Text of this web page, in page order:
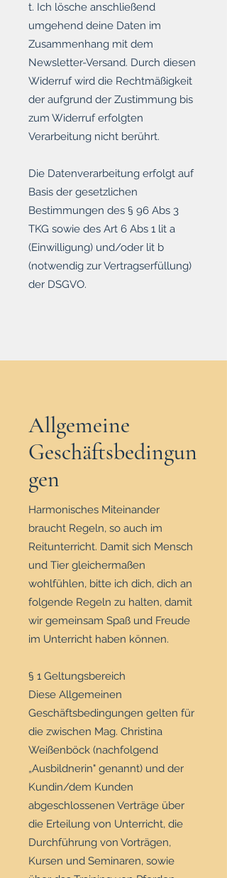
t. Ich lösche anschließend
umgehend deine Daten im
Zusammenhang mit dem
Newsletter-Versand. Durch diesen
Widerruf wird die Rechtmäßigkeit
der aufgrund der Zustimmung bis
zum Widerruf erfolgten
Verarbeitung nicht berührt.
Die Datenverarbeitung erfolgt auf
Basis der gesetzlichen
Bestimmungen des § 96 Abs 3
TKG sowie des Art 6 Abs 1 lit a
(Einwilligung) und/oder lit b
(notwendig zur Vertragserfüllung)
der DSGVO.
Allgemeine
Geschäftsbedingun
gen
Harmonisches Miteinander
braucht Regeln, so auch im
Reitunterricht. Damit sich Mensch
und Tier gleichermaßen
wohlfühlen, bitte ich dich, dich an
folgende Regeln zu halten, damit
wir gemeinsam Spaß und Freude
im Unterricht haben können.
§ 1 Geltungsbereich
Diese Allgemeinen
Geschäftsbedingungen gelten für
die zwischen Mag. Christina
Weißenböck (nachfolgend
„Ausbildnerin" genannt) und der
Kundin/dem Kunden
abgeschlossenen Verträge über
die Erteilung von Unterricht, die
Durchführung von Vorträgen,
Kursen und Seminaren, sowie